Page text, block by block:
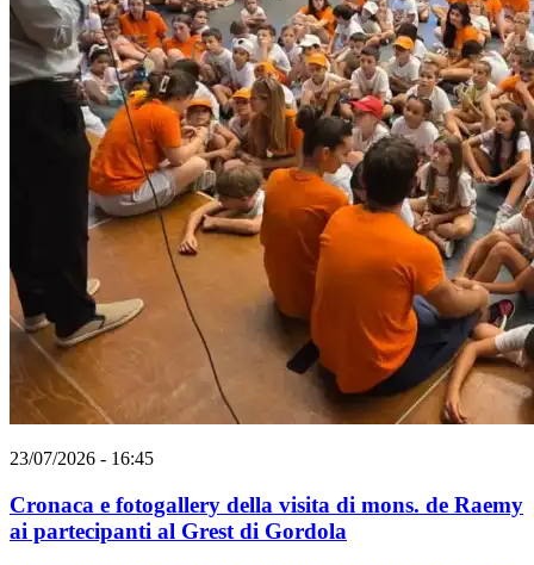
23/07/2026 - 16:45
Cronaca e fotogallery della visita di mons. de Raemy
ai partecipanti al Grest di Gordola